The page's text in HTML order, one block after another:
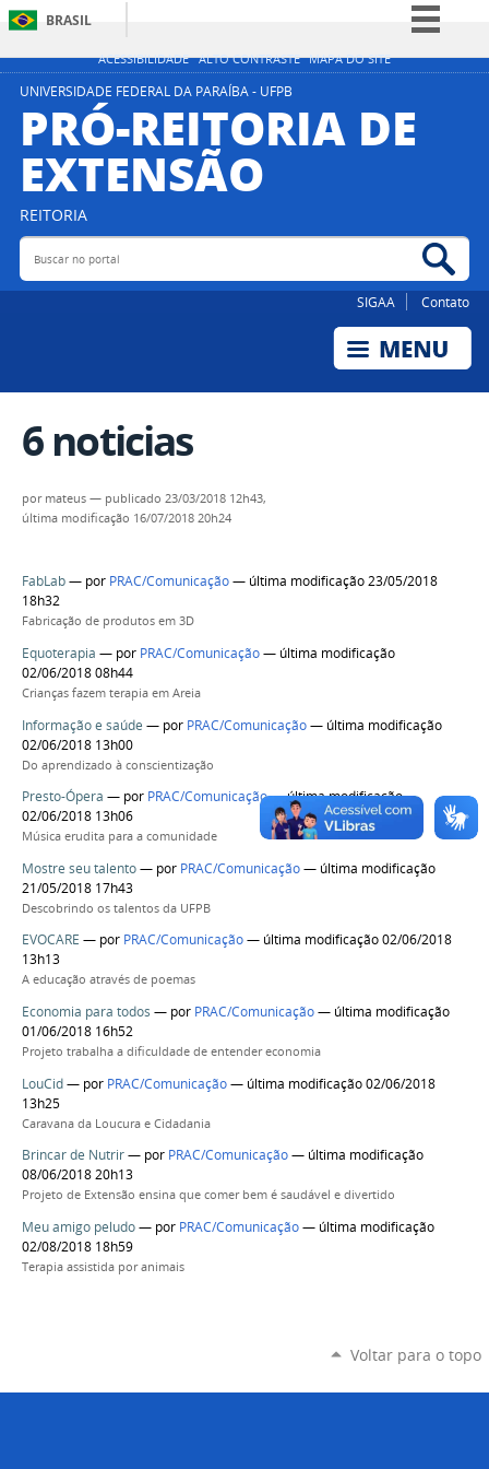
ACESSIBILIDADE ALTO CONTRASTE MAPA DO SITE
BRASIL
Simplifique!
Participe
UNIVERSIDADE FEDERAL DA PARAÍBA - UFPB
PRÓ-REITORIA DE
EXTENSÃO
REITORIA
Buscar no portal
SIGAA Contato
6 noticias
por mateus — publicado 23/03/2018 12h43,
última modificação 16/07/2018 20h24
FabLab— por PRAC/Comunicação— última modificação 23/05/2018
18h32
Fabricação de produtos em 3D
Equoterapia — por PRAC/Comunicação— última modificação
02/06/2018 08h44
Crianças fazem terapia em Areia
Informação e saúde — por PRAC/Comunicação— última modificação
02/06/2018 13h00
Do aprendizado à conscientização
Presto-Ópera — por PRAC/Comunicação— última modificação
02/06/2018 13h06
Música erudita para a comunidade
Mostre seu talento— por PRAC/Comunicação— última modificação
21/05/2018 17h43
Descobrindo os talentos da UFPB
EVOCARE — por PRAC/Comunicação— última modificação 02/06/2018
13h13
A educação através de poemas
Economia para todos — por PRAC/Comunicação— última modificação
01/06/2018 16h52
Projeto trabalha a dificuldade de entender economia
LouCid— por PRAC/Comunicação— última modificação 02/06/2018
13h25
Caravana da Loucura e Cidadania
Brincar de Nutrir— por PRAC/Comunicação— última modificação
08/06/2018 20h13
Projeto de Extensão ensina que comer bem é saudável e divertido
Meu amigo peludo— por PRAC/Comunicação— última modificação
02/08/2018 18h59
Terapia assistida por animais
Voltar para o topo